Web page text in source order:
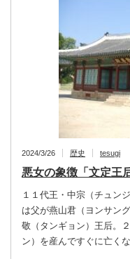
2024/3/26 歴史 tesugi
悪女の象徴「文定王
１１代王・中宗（チュン
は父が燕山君（ヨンサン
敬（タンギョン）王后。
ン）を産んですぐに亡く